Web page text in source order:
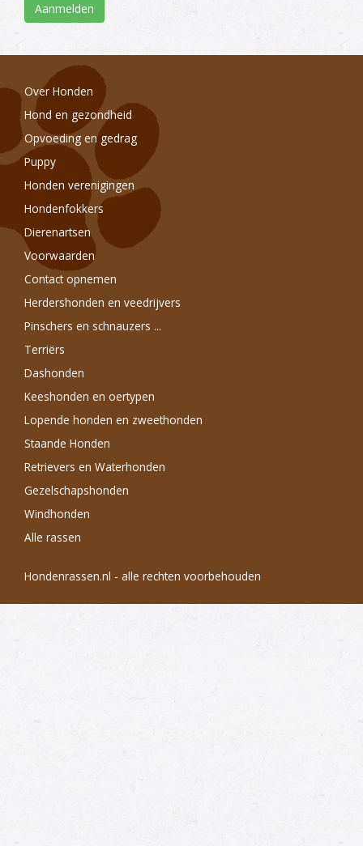
Aanmelden
Over Honden
Hond en gezondheid
Opvoeding en gedrag
Puppy
Honden verenigingen
Hondenfokkers
Dierenartsen
Voorwaarden
Contact opnemen
Herdershonden en veedrijvers
Pinschers en schnauzers ...
Terriërs
Dashonden
Keeshonden en oertypen
Lopende honden en zweethonden
Staande Honden
Retrievers en Waterhonden
Gezelschapshonden
Windhonden
Alle rassen
Hondenrassen.nl - alle rechten voorbehouden